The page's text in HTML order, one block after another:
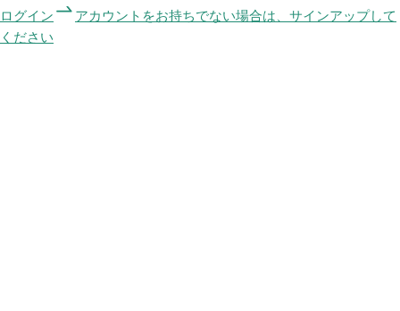
ログイン
アカウントをお持ちでない場合は、サインアップして
ください